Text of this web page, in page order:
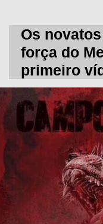
Os
força do
primeiro